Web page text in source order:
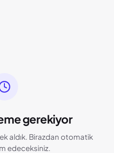
gerekiyor
aldık. Birazdan otomatik
edeceksiniz.